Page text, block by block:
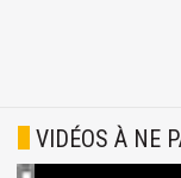
VIDÉOS À NE